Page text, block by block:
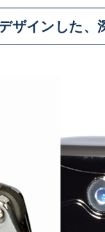
ザインした、